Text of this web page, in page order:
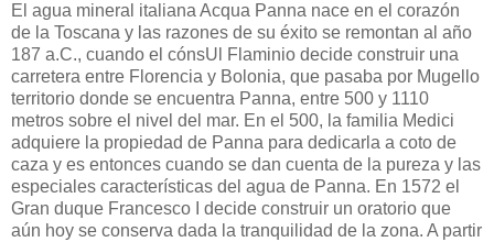
El agua mineral italiana Acqua Panna nace en el corazón
de la Toscana y las razones de su éxito se remontan al año
187 a.C., cuando el cónsUl Flaminio decide construir una
carretera entre Florencia y Bolonia, que pasaba por Mugello
territorio donde se encuentra Panna, entre 500 y 1110
metros sobre el nivel del mar. En el 500, la familia Medici
adquiere la propiedad de Panna para dedicarla a coto de
caza y es entonces cuando se dan cuenta de la pureza y las
especiales características del agua de Panna. En 1572 el
Gran duque Francesco I decide construir un oratorio que
aún hoy se conserva dada la tranquilidad de la zona. A partir